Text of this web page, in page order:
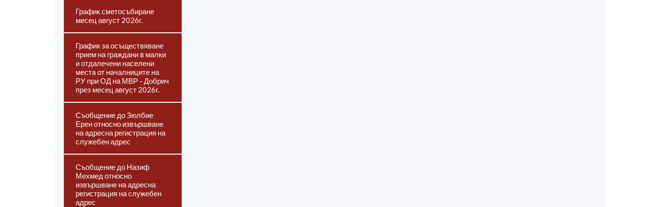
График сметосъбиране
месец август 2026г.
График за осъществяване
прием на граждани в малки
и отдалечени населени
места от началниците на
РУ при ОД на МВР - Добрич
през месец август 2026г.
Съобщение до Зюлбие
Ерен относно извършване
на адресна регистрация на
служебен адрес
Съобщение до Назиф
Мехмед относно
извършване на адресна
регистрация на служебен
адрес